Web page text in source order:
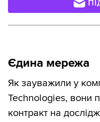
Єдина мережа
Як зауважили у
Technologies, вони
контракт на